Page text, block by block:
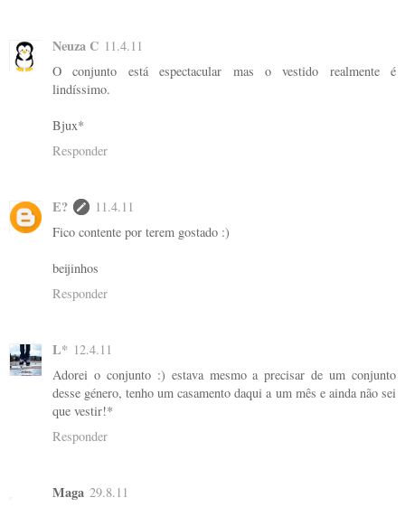
Neuza C 11.4.11
O conjunto está espectacular mas o vestido realmente é
lindíssimo.
Bjux*
Responder
E?
11.4.11
Fico contente por terem gostado :)
beijinhos
Responder
L* 12.4.11
Adorei o conjunto :) estava mesmo a precisar de um conjunto
desse género, tenho um casamento daqui a um mês e ainda não sei
que vestir!*
Responder
Maga 29.8.11